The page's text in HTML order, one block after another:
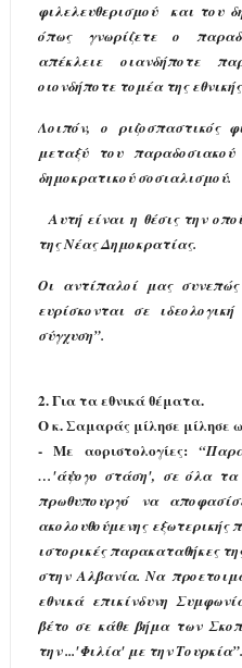
φιλελευθερισμού και του
όπως γνωρίζετε ο
απέκλειε οιανδήποτε
οιονδήποτε τομέα της
Λοιπόν, ο ριζοσπαστικός
μεταξύ του
δημοκρατικού σοσιαλισμού.
Αυτή είναι η θέσις την
της Νέας Δημοκρατίας.
Οι αντίπαλοί μας
ευρίσκονται σε
σύγχυση”.
2.Για τα εθνικά θέματα.
Ο κ. Σαμαράς μίλησε μίλησε
- Με αοριστολογίες:
…'άψογο στάση', σε όλα τα
πρωθυπουργό να
ακολουθούμενης εξωτερικής
ιστορικές παρακαταθήκες
στην Αλβανία. Να
εθνικά επικίνδυνη
βέτο σε κάθε βήμα των
την ...'Φιλία' με την